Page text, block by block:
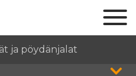
ja pöydänjalat